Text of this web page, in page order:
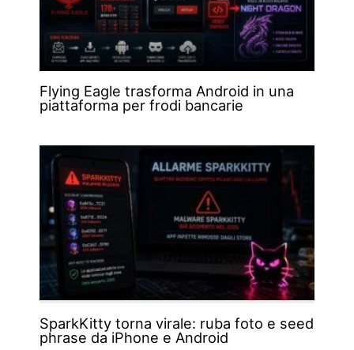
Flying Eagle trasforma Android in una
piattaforma per frodi bancarie
SparkKitty torna virale: ruba foto e seed
phrase da iPhone e Android